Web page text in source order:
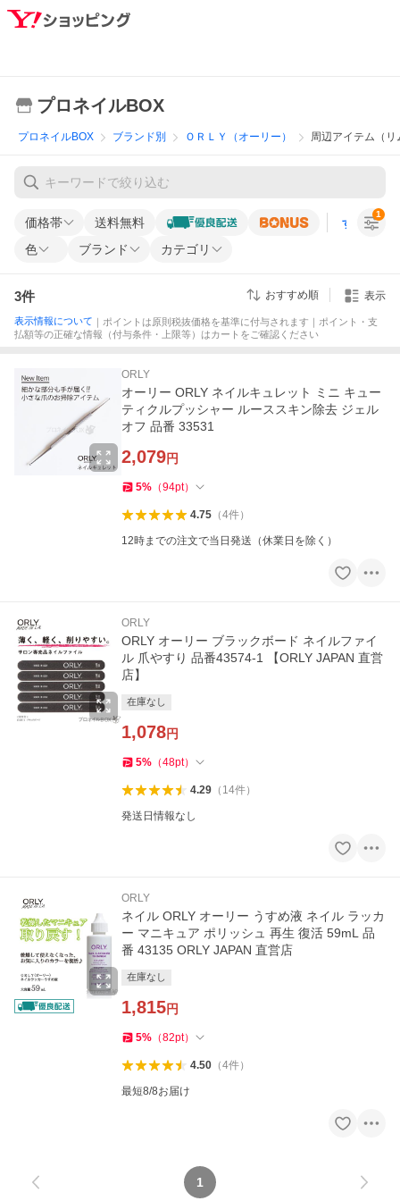
プロネイルBOX
プロネイルBOX ブランド別 ＯＲＬＹ（オーリー） 周辺アイテム（
価格帯 送料無料 すべての条
色 ブランド カテゴリ
1
3件 おすすめ順 表示
表示情報について ｜ポイントは原則税抜価格を基準に付与されます｜ポイント・支
払額等の正確な情報（付与条件・上限等）はカートをご確認ください
ORLY
オーリー ORLY ネイルキュレット ミニ キュー
ティクルプッシャー ルーススキン除去 ジェル
オフ 品番 33531
2,079円
5% （94pt）
4.75（4件）
12時までの注文で当日発送（休業日を除く）
ORLY
ORLY オーリー ブラックボード ネイルファイ
ル 爪やすり 品番43574-1 【ORLY JAPAN 直営
店】
在庫なし
1,078円
5% （48pt）
4.29（ 14件）
発送日情報なし
ORLY
ネイル ORLY オーリー うすめ液 ネイル ラッカ
ー マニキュア ポリッシュ 再生 復活 59mL 品
番 43135 ORLY JAPAN 直営店
在庫なし
1,815円
5% （82pt）
4.50（4件）
最短8/8お届け
1